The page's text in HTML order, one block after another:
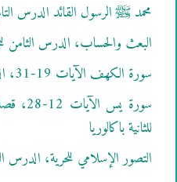
محمد ﷺ الرسول القائد الدرس
البعث والحساب، الدرس الثامن
سورة الكهف الآيات 19-31، الدرس السابع للجذع المشترك
سورة
للثانية باكالوريا
التصور الإسلامي للحرية، الدرس